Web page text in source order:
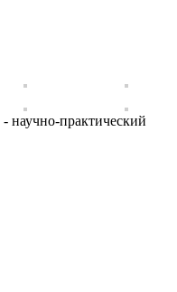
- научно-практический